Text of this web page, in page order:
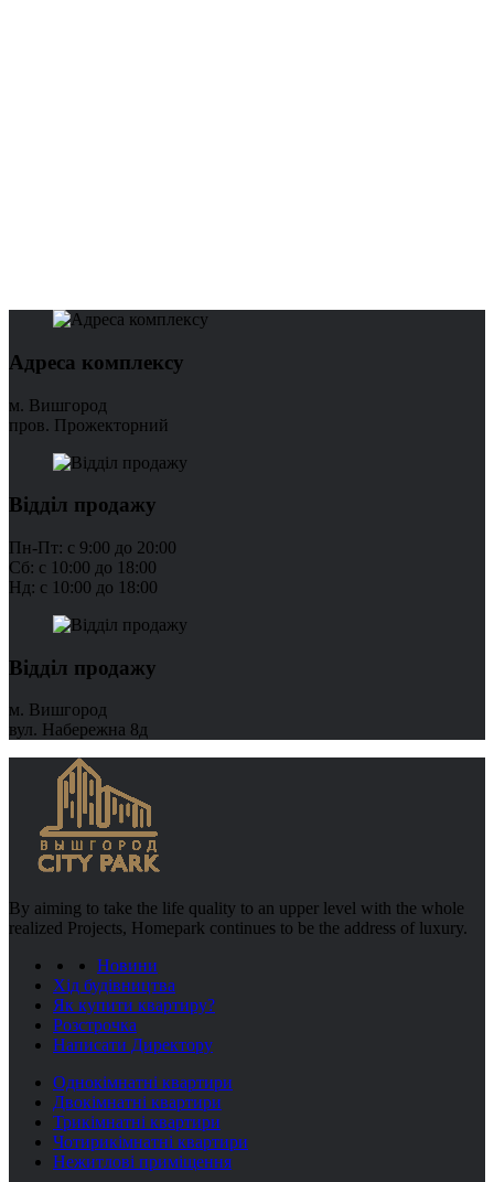
Адреса комплексу
м. Вишгород
пров. Прожекторний
Відділ продажу
Пн-Пт: с 9:00 до 20:00
Сб: с 10:00 до 18:00
Нд: с 10:00 до 18:00
Відділ продажу
м. Вишгород
вул. Набережна 8д
By aiming to take the life quality to an upper level with the whole
realized Projects, Homepark continues to be the address of luxury.
Новини
Хід будівництва
Як купити квартиру?
Розстрочка
Написати Директору
Однокімнатні квартири
Двокімнатні квартири
Трикімнатні квартири
Чотирикімнатні квартири
Нежитлові приміщення